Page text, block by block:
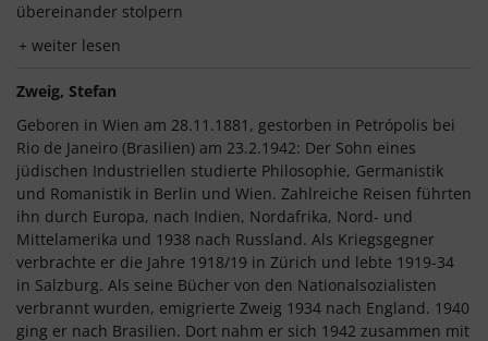
übereinander stolpern
weiter lesen
Zweig, Stefan
Geboren in Wien am 28.11.1881, gestorben in Petrópolis bei
Rio de Janeiro (Brasilien) am 23.2.1942: Der Sohn eines
jüdischen Industriellen studierte Philosophie, Germanistik
und Romanistik in Berlin und Wien. Zahlreiche Reisen führten
ihn durch Europa, nach Indien, Nordafrika, Nord- und
Mittelamerika und 1938 nach Russland. Als Kriegsgegner
verbrachte er die Jahre 1918/19 in Zürich und lebte 1919-34
in Salzburg. Als seine Bücher von den Nationalsozialisten
verbrannt wurden, emigrierte Zweig 1934 nach England. 1940
ging er nach Brasilien. Dort nahm er sich 1942 zusammen mit